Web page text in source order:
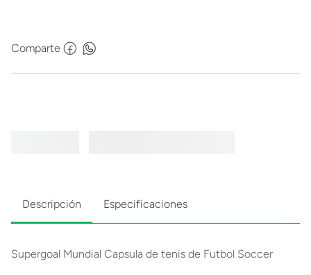
Comparte
Descripción Especificaciones
Supergoal Mundial Capsula de tenis de Futbol Soccer